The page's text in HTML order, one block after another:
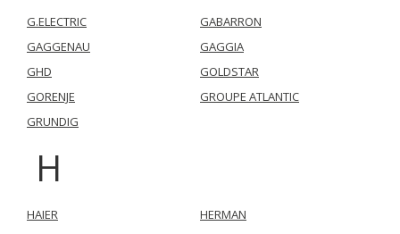
G.ELECTRIC
GABARRON
GAGGENAU
GAGGIA
GHD
GOLDSTAR
GORENJE
GROUPE ATLANTIC
GRUNDIG
H
HAIER
HERMAN